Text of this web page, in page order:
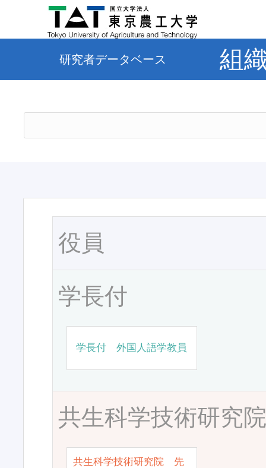
研究者データベース 組
役員
学長付
学長付 外国人語学教員
共生科学技術研究
共生科学技術研究院 先